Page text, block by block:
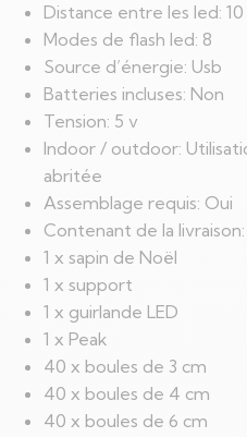
Distance entre les led:
Modes de flash led: 8
Source d’énergie: Usb
Batteries incluses: Non
Tension: 5 v
Indoor / outdoor:
abritée
Assemblage requis: Oui
Contenant de la livraison:
1 x sapin de Noël
1 x support
1 x guirlande LED
1 x Peak
40 x boules de 3 cm
40 x boules de 4 cm
40 x boules de 6 cm